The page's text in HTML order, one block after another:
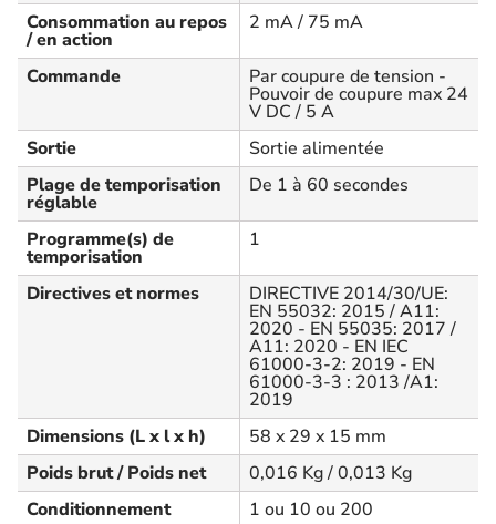
Consommation au repos
/ en action
2 mA / 75 mA
Commande Par coupure de tension -
Pouvoir de coupure max 24
V DC / 5 A
Sortie
Sortie alimentée
Plage de temporisation
réglable
De 1 à 60 secondes
Programme(s) de
temporisation
1
Directives et normes DIRECTIVE 2014/30/UE:
EN 55032: 2015 / A11:
2020 - EN 55035: 2017 /
A11: 2020 - EN IEC
61000-3-2: 2019 - EN
61000-3-3 : 2013 /A1:
2019
Dimensions (L x l x h)
58 x 29 x 15 mm
Poids brut / Poids net
0,016 Kg / 0,013 Kg
Conditionnement
1 ou 10 ou 200